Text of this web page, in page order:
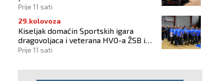
Prije 11 sati
29.kolovoza
Kiseljak domaćin Sportskih igara
dragovoljaca i veterana HVO-a ŽSB i
Dana branitelja
Prije 11 sati